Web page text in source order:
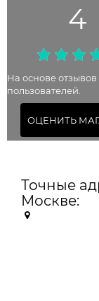
4
На основе отзывов
пользователей.
ОЦЕНИТЬ
Точные
Москве: